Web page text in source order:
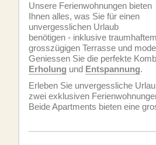
Unsere Ferien­wohnungen bieten
Ihnen alles, was Sie für einen
unvergesslichen Urlaub
benötigen - inklusive
grosszügigen Terrasse und
Geniessen Sie die perfekte
Erholung und Entspannung.
Erleben Sie unvergessliche
zwei exklusiven
Beide Apartments bieten eine